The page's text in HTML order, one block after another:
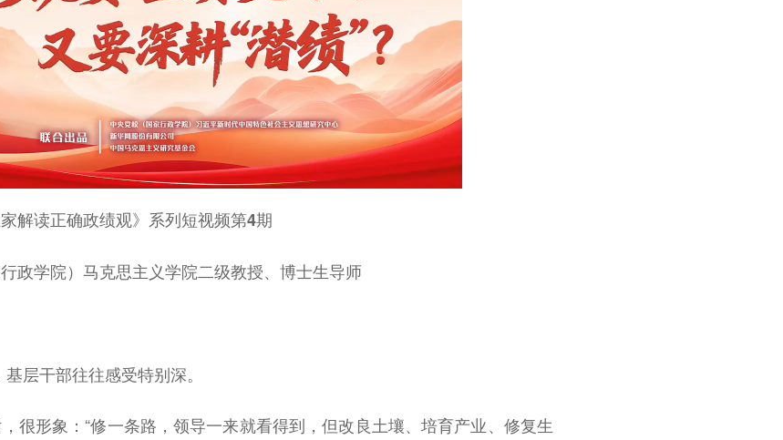
读正确政绩观》系列短视频第4期
学院）马克思主义学院二级教授、博士生导师
层干部往往感受特别深。
形象：“修一条路，领导一来就看得到，但改良土壤、培育产业、修复生